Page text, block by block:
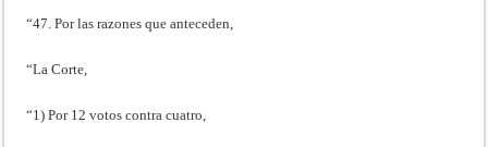
“47. Por las razones que anteceden,
“La Corte,
“1) Por 12 votos contra cuatro,